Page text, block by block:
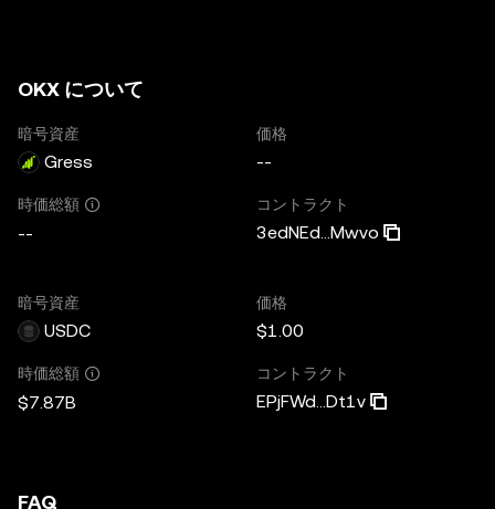
OKX について
暗号資産
Gress
価格
--
時価総額
--
コントラクト
3edNEd...Mwvo
暗号資産
USDC
価格
$1.00
時価総額
$7.87B
コントラクト
EPjFWd...Dt1v
FAQ